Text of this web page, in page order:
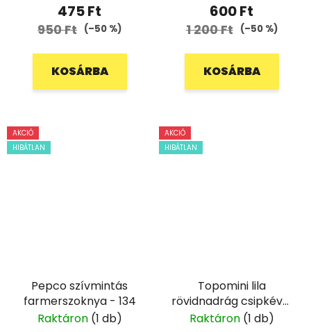
475 Ft
950 Ft (–50 %)
KOSÁRBA
600 Ft
1 200 Ft (–50 %)
KOSÁRBA
AKCIÓ
HIBÁTLAN
Pepco szívmintás
farmerszoknya - 134
Raktáron (1 db)
AKCIÓ
HIBÁTLAN
Topomini lila
rövidnadrág csipkével
- 62
Raktáron (1 db)